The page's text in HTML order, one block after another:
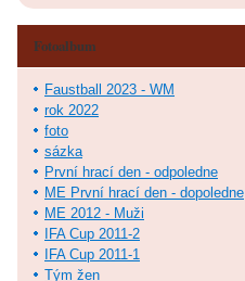
Fotoalbum
Faustball 2023 - WM
rok 2022
foto
sázka
První hrací den - odpoledne
ME První hrací den - dopoledne
ME 2012 - Muži
IFA Cup 2011-2
IFA Cup 2011-1
Tým žen